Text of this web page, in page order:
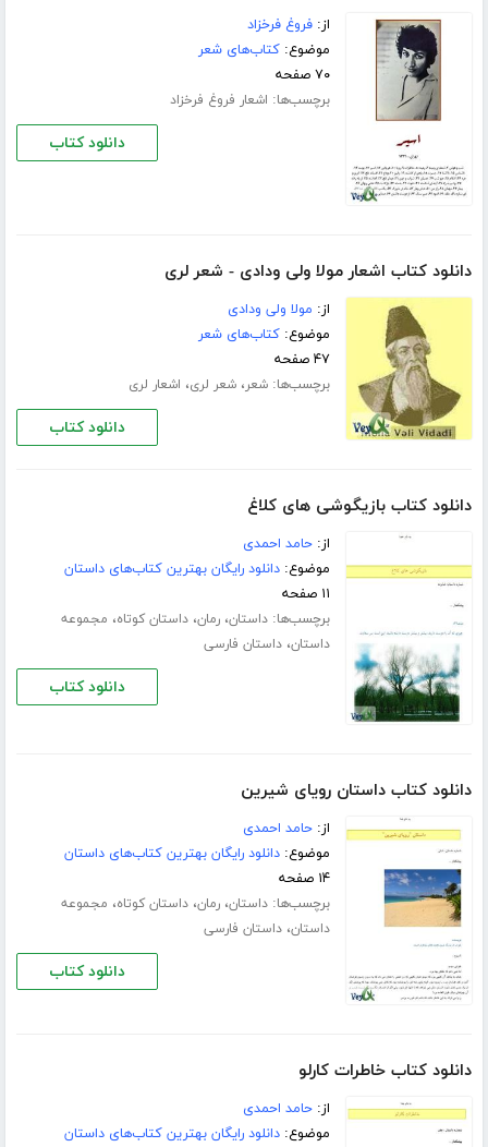
از:فروغ فرخزاد
موضوع:کتاب‌های شعر
۷۰ صفحه
برچسب‌ها: اشعار فروغ فرخزاد
دانلود کتاب
دانلود کتاب اشعار مولا ولی ودادی - شعر لری
از: مولا ولی ودادی
موضوع:کتاب‌های شعر
۴۷ صفحه
برچسب‌ها:شعر،شعر لری، اشعار لری
دانلود کتاب
دانلود کتاب بازیگوشی های کلاغ
از:حامد احمدی
موضوع:دانلود رایگان بهترین کتاب‌های داستان
۱۱ صفحه
برچسب‌ها:داستان،رمان،داستان کوتاه، مجموعه
داستان،داستان فارسی
دانلود کتاب
دانلود کتاب داستان رویای شیرین
از:حامد احمدی
موضوع:دانلود رایگان بهترین کتاب‌های داستان
۱۴ صفحه
برچسب‌ها:داستان،رمان،داستان کوتاه، مجموعه
داستان،داستان فارسی
دانلود کتاب
دانلود کتاب خاطرات کارلو
از:حامد احمدی
موضوع:دانلود رایگان بهترین کتاب‌های داستان